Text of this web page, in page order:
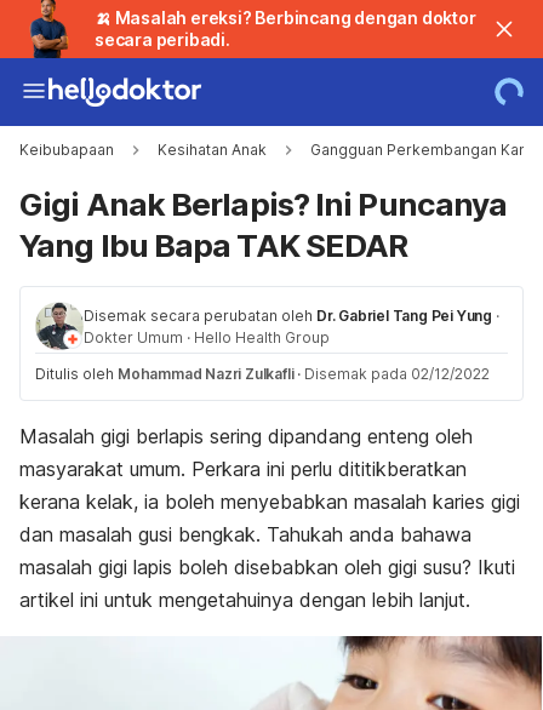
🍌 Masalah ereksi? Berbincang dengan doktor
secara peribadi.
Keibubapaan Kesihatan Anak Gangguan Perkembangan
Gigi Anak Berlapis? Ini Puncanya
Yang Ibu Bapa TAK SEDAR
Disemak secara perubatan oleh Dr. Gabriel Tang Pei Yung ·
Dokter Umum · Hello Health Group
Ditulis oleh Mohammad Nazri Zulkafli · Disemak pada 02/12/2022
Masalah gigi berlapis sering dipandang enteng oleh
masyarakat umum. Perkara ini perlu dititikberatkan
kerana kelak, ia boleh menyebabkan masalah karies gigi
dan masalah gusi bengkak. Tahukah anda bahawa
masalah gigi lapis boleh disebabkan oleh gigi susu? Ikuti
artikel ini untuk mengetahuinya dengan lebih lanjut.